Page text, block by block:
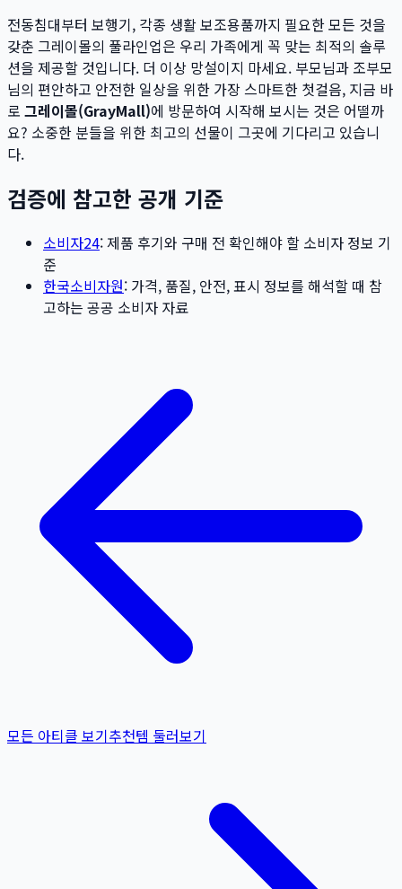
전동침대부터 보행기, 각종 생활 보조용품까지 필요한 모든 것을
갖춘 그레이몰의 풀라인업은 우리 가족에게 꼭 맞는 최적의 솔루
션을 제공할 것입니다. 더 이상 망설이지 마세요. 부모님과 조부모
님의 편안하고 안전한 일상을 위한 가장 스마트한 첫걸음, 지금 바
로 그레이몰(GrayMall)에 방문하여 시작해 보시는 것은 어떨까
요? 소중한 분들을 위한 최고의 선물이 그곳에 기다리고 있습니
다.
검증에 참고한 공개 기준
소비자24: 제품 후기와 구매 전 확인해야 할 소비자 정보 기
준
한국소비자원: 가격, 품질, 안전, 표시 정보를 해석할 때 참
고하는 공공 소비자 자료
모든 아티클 보기추천템 둘러보기